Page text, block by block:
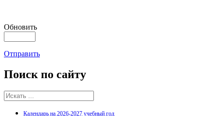
Обновить
Отправить
Поиск по сайту
Календарь на 2026-2027 учебный год